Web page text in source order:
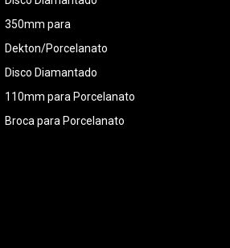
350mm para
Dekton/Porcelanato
Disco Diamantado
110mm para Porcelanato
Broca para Porcelanato